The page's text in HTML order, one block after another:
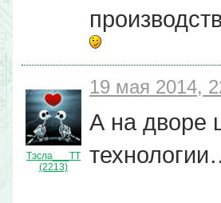
Тэсла___ТТ
(2213)
19 мая 2014,
А на дворе